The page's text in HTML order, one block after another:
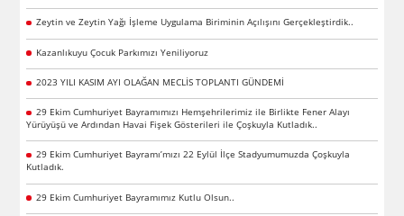
Zeytin ve Zeytin Yağı İşleme Uygulama Biriminin Açılışını Gerçekleştirdik..
Kazanlıkuyu Çocuk Parkımızı Yeniliyoruz
2023 YILI KASIM AYI OLAĞAN MECLİS TOPLANTI GÜNDEMİ
29 Ekim Cumhuriyet Bayramımızı Hemşehrilerimiz ile Birlikte Fener Alayı
Yürüyüşü ve Ardından Havai Fişek Gösterileri ile Çoşkuyla Kutladık..
29 Ekim Cumhuriyet Bayramı’mızı 22 Eylül İlçe Stadyumumuzda Çoşkuyla
Kutladık.
29 Ekim Cumhuriyet Bayramımız Kutlu Olsun..